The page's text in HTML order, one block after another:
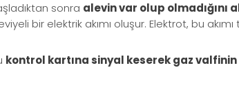
sonra alevin var olup olmadığını
bir elektrik akımı oluşur. Elektrot, bu
kontrol kartına sinyal keserek gaz